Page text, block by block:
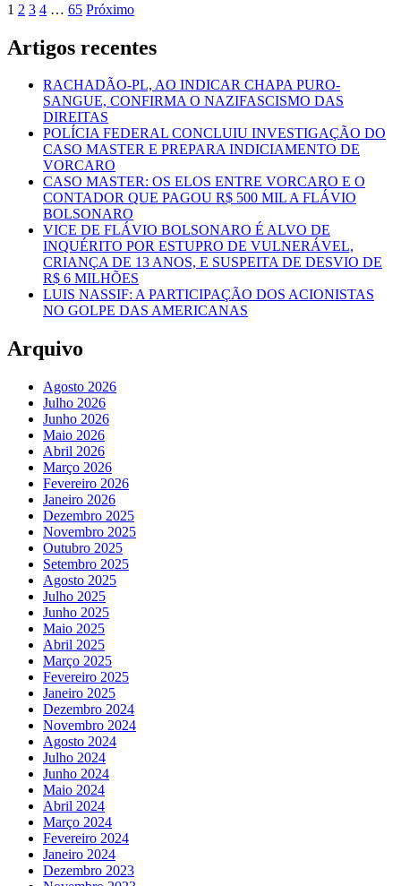
SÃO
mais
MASTER-
AMAZONAS
EX-
GOV
WILSON
LIMA,
CRIA
TEORIA
GEO-
FÍSICA:
BURACO
TAPA
BURACO.
100
MILHÕES
DA
UEA
50
NA
AMAZONPREV
Paginação
dos
conteúdos
1 2 3 4 … 65 Próximo
Artigos recentes
RACHADÃO-PL, AO INDICAR CHAPA PURO-
SANGUE, CONFIRMA O NAZIFASCISMO DAS
DIREITAS
POLÍCIA FEDERAL CONCLUIU INVESTIGAÇÃO DO
CASO MASTER E PREPARA INDICIAMENTO DE
VORCARO
CASO MASTER: OS ELOS ENTRE VORCARO E O
CONTADOR QUE PAGOU R$ 500 MIL A FLÁVIO
BOLSONARO
VICE DE FLÁVIO BOLSONARO É ALVO DE
INQUÉRITO POR ESTUPRO DE VULNERÁVEL,
CRIANÇA DE 13 ANOS, E SUSPEITA DE DESVIO DE
R$ 6 MILHÕES
LUIS NASSIF: A PARTICIPAÇÃO DOS ACIONISTAS
NO GOLPE DAS AMERICANAS
Arquivo
Agosto 2026
Julho 2026
Junho 2026
Maio 2026
Abril 2026
Março 2026
Fevereiro 2026
Janeiro 2026
Dezembro 2025
Novembro 2025
Outubro 2025
Setembro 2025
Agosto 2025
Julho 2025
Junho 2025
Maio 2025
Abril 2025
Março 2025
Fevereiro 2025
Janeiro 2025
Dezembro 2024
Novembro 2024
Agosto 2024
Julho 2024
Junho 2024
Maio 2024
Abril 2024
Março 2024
Fevereiro 2024
Janeiro 2024
Dezembro 2023